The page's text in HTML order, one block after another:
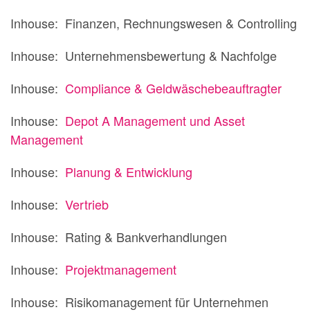
Inhouse: Finanzen, Rechnungswesen & Controlling
Inhouse: Unternehmensbewertung & Nachfolge
Inhouse: Compliance & Geldwäschebeauftragter
Inhouse: Depot A Management und Asset
Management
Inhouse: Planung & Entwicklung
Inhouse: Vertrieb
Inhouse: Rating & Bankverhandlungen
Inhouse: Projektmanagement
Inhouse: Risikomanagement für Unternehmen